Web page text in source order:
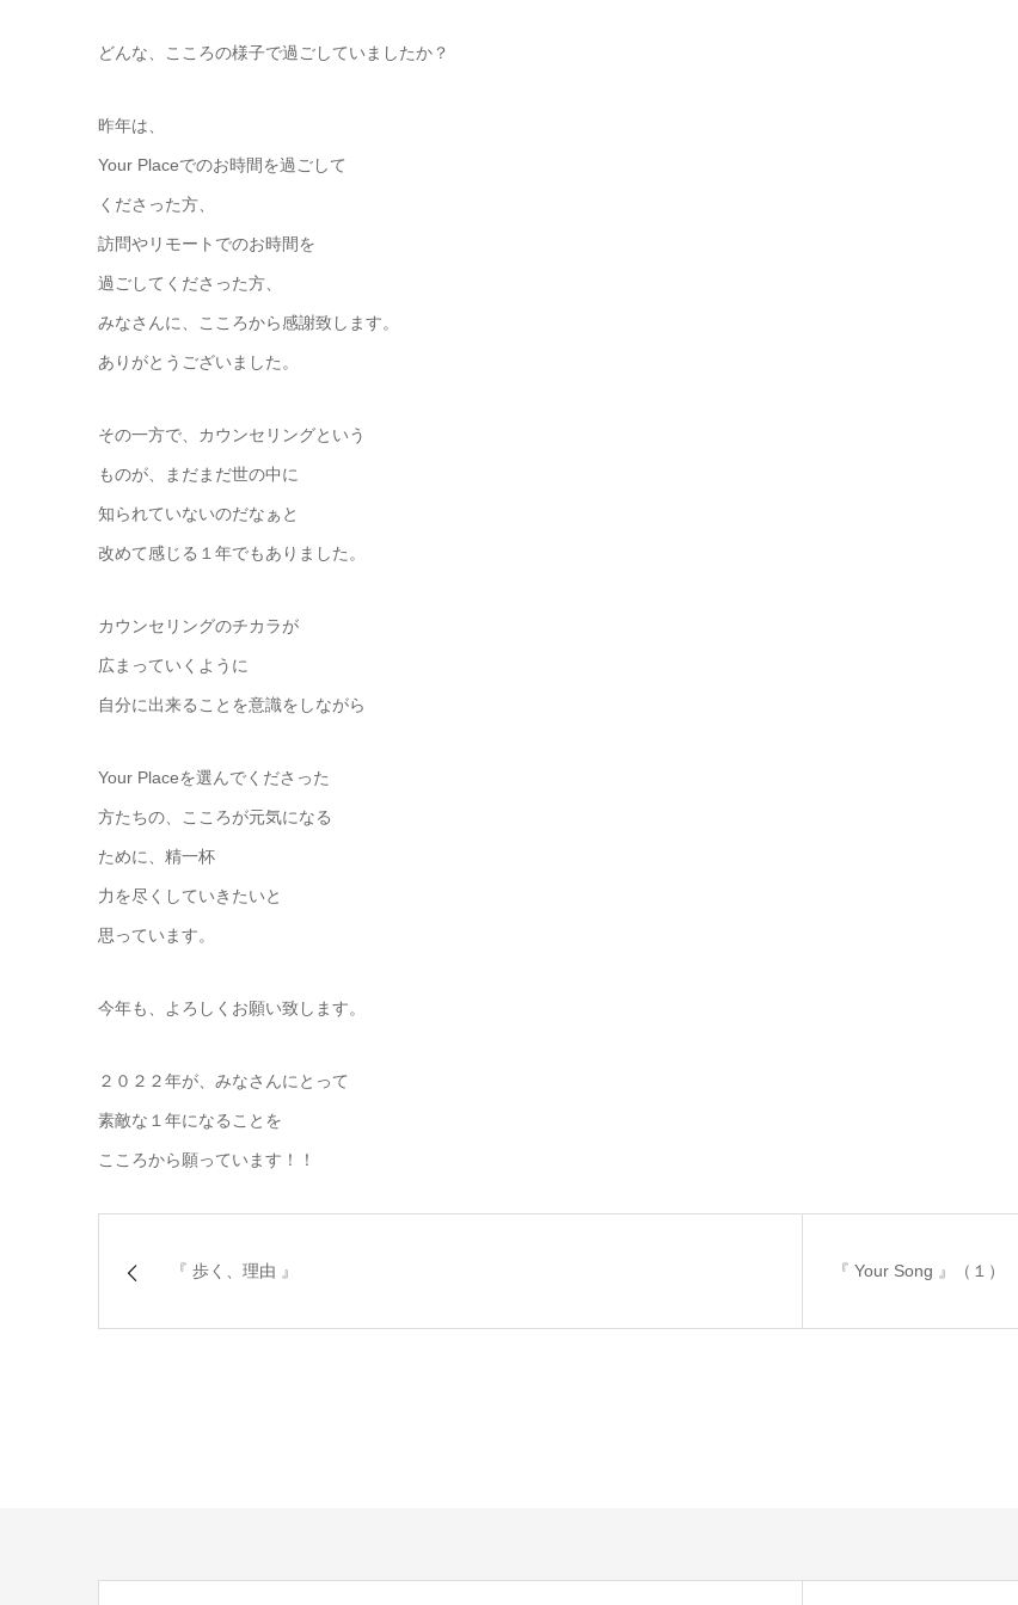
どんな、こころの様子で過ごしていましたか？
昨年は、
Your Placeでのお時間を過ごして
くださった方、
訪問やリモートでのお時間を
過ごしてくださった方、
みなさんに、こころから感謝致します。
ありがとうございました。
その一方で、カウンセリングという
ものが、まだまだ世の中に
知られていないのだなぁと
改めて感じる１年でもありました。
カウンセリングのチカラが
広まっていくように
自分に出来ることを意識をしながら
Your Placeを選んでくださった
方たちの、こころが元気になる
ために、精一杯
力を尽くしていきたいと
思っています。
今年も、よろしくお願い致します。
２０２２年が、みなさんにとって
素敵な１年になることを
こころから願っています！！
『 歩く、理由 』 『 Your Song 』（１）